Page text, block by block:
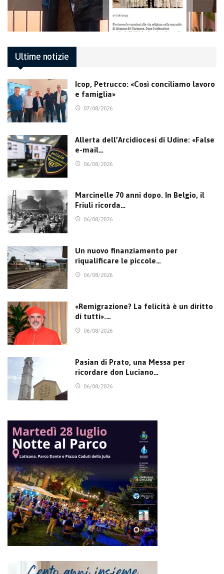
Ultime notizie
Icop, Petrucco: «Così conciliamo lavoro
e famiglia»
07/08/2026
Allerta dell’Arcidiocesi di Udine: «False
e-mail…
06/08/2026
Marcinelle 70 anni dopo. In Belgio, il
Friuli ricorda…
06/08/2026
Un nuovo finanziamento per
riqualificare le piccole…
06/08/2026
«Remigrazione? La felicità è un diritto
di tutti».…
06/08/2026
Pasian di Prato, una Messa per
ricordare don Luciano…
06/08/2026